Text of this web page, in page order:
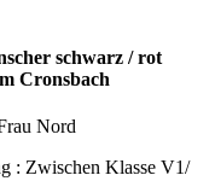
schwarz / rot
Cronsbach
Nord
: Zwischen Klasse V1/